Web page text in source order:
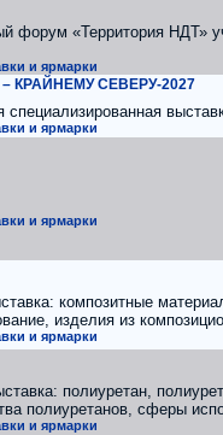
форум «Территория НДТ»
и ярмарки
КРАЙНЕМУ СЕВЕРУ-2027
и ярмарки
и ярмарки
композитные
изделия из
и ярмарки
полиуретан,
полиуретанов, сферы
и ярмарки